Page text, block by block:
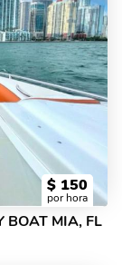
$ 150
por hora
BOAT MIA, FL